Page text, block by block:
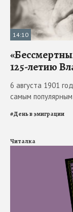
14:10
125-летию
6 августа 1901
самым
#День в эмиграции
Читалка